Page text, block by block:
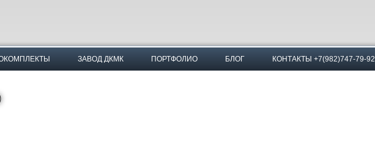
ЗАВОД ДКМК ПОРТФОЛИО БЛОГ КОНТАКТЫ +7(982)747-79-92